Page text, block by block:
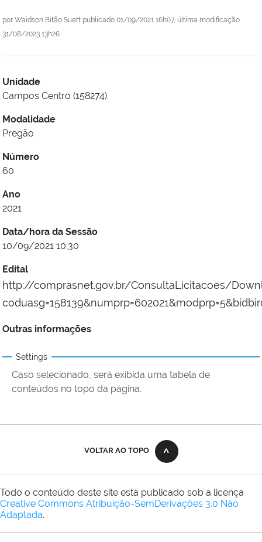
por Waidson Bitão Suett publicado 01/09/2021 16h07, última modificação
31/08/2023 13h26
Unidade
Campos Centro (158274)
Modalidade
Pregão
Número
60
Ano
2021
Data/hora da Sessão
10/09/2021 10:30
Edital
http://comprasnet.gov.br/ConsultaLicitacoes/
Outras informações
Settings
Caso selecionado, será exibida uma tabela de
conteúdos no topo da página.
VOLTAR AO TOPO
Todo o conteúdo deste site está publicado sob a licença
Creative Commons Atribuição-SemDerivações 3.0 Não
Adaptada.